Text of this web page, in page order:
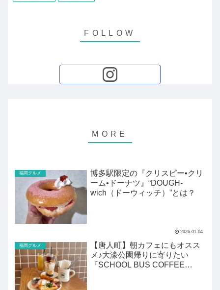
福岡グルメ
博多駅限定の『クリスピー•クリ
ーム•ドーナツ』“DOUGH-
wich（ドーウィッチ）”とは？
2026.01.04
福岡グルメ
【唐人町】朝カフェにもオスス
メ♪大濠公園帰りに寄りたい
『SCHOOL BUS COFFEE